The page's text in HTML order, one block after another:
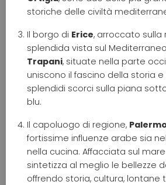
storiche delle civiltà
Il borgo di Erice, arroccato sulla
splendida vista sul
Trapani, situate nella parte
uniscono il fascino della storia
splendidi scorci sulla piana
blu.
Il capoluogo di regione,
fortissime influenze arabe sia
nella cucina. Affacciata sul
sintetizza al meglio le bellezze
offrendo storia, cultura, lontane